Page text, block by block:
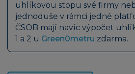
uhlíkovou stopu své firmy
jednoduše v rámci jedné
ČSOB mají navíc výpočet
1 a 2 u Green0metru zdarma.